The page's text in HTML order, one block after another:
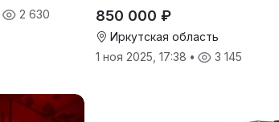
2 630 850 000 ₽
Иркутская область
1 ноя 2025, 17:38 • 3 145